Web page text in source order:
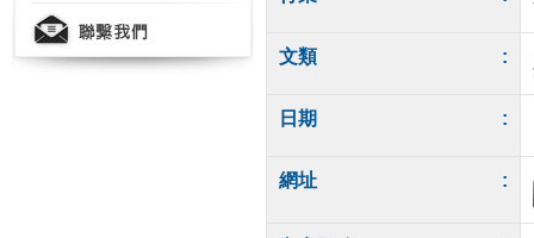
文類 :
日期 :
網址 :